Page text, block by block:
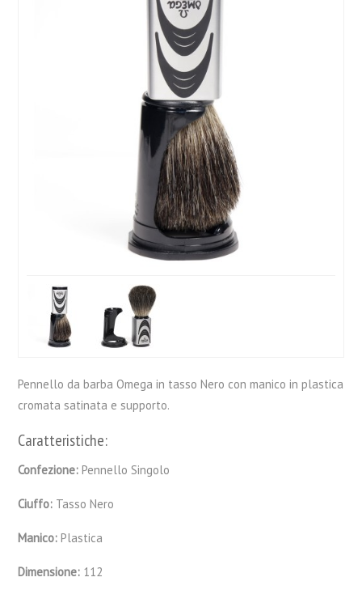
Pennello da barba Omega in tasso Nero con manico in plastica
cromata satinata e supporto.
Caratteristiche:
Confezione:Pennello Singolo
Ciuffo: Tasso Nero
Manico:Plastica
Dimensione: 112